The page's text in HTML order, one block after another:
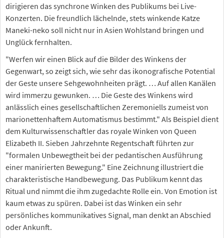
dirigieren das synchrone Winken des Publikums bei Live-
Konzerten. Die freundlich lächelnde, stets winkende Katze
Maneki-neko soll nicht nur in Asien Wohlstand bringen und
Unglück fernhalten.
"Werfen wir einen Blick auf die Bilder des Winkens der
Gegenwart, so zeigt sich, wie sehr das ikonografische Potential
der Geste unsere Sehgewohnheiten prägt. … Auf allen Kanälen
wird immerzu gewunken. … Die Geste des Winkens wird
anlässlich eines gesellschaftlichen Zeremoniells zumeist von
marionettenhaftem Automatismus bestimmt." Als Beispiel dient
dem Kulturwissenschaftler das royale Winken von Queen
Elizabeth II. Sieben Jahrzehnte Regentschaft führten zur
"formalen Unbewegtheit bei der pedantischen Ausführung
einer manirierten Bewegung." Eine Zeichnung illustriert die
charakteristische Handbewegung. Das Publikum kennt das
Ritual und nimmt die ihm zugedachte Rolle ein. Von Emotion ist
kaum etwas zu spüren. Dabei ist das Winken ein sehr
persönliches kommunikatives Signal, man denkt an Abschied
oder Ankunft.